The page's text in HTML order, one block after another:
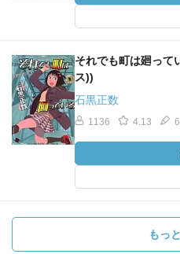
それでも町は廻って
ス))
石黒正数
1136 4.13
もっ